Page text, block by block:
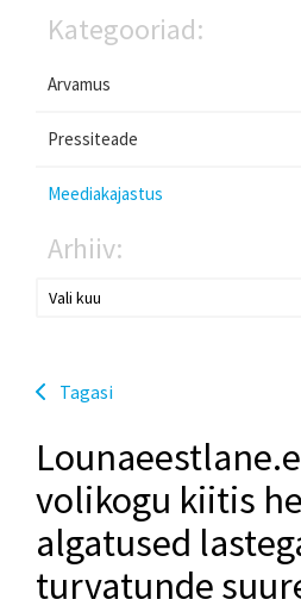
Kategooriad:
Arvamus
Pressiteade
Meediakajastus
Arhiiv:
Tagasi
volikogu kiitis
algatused
turvatunde